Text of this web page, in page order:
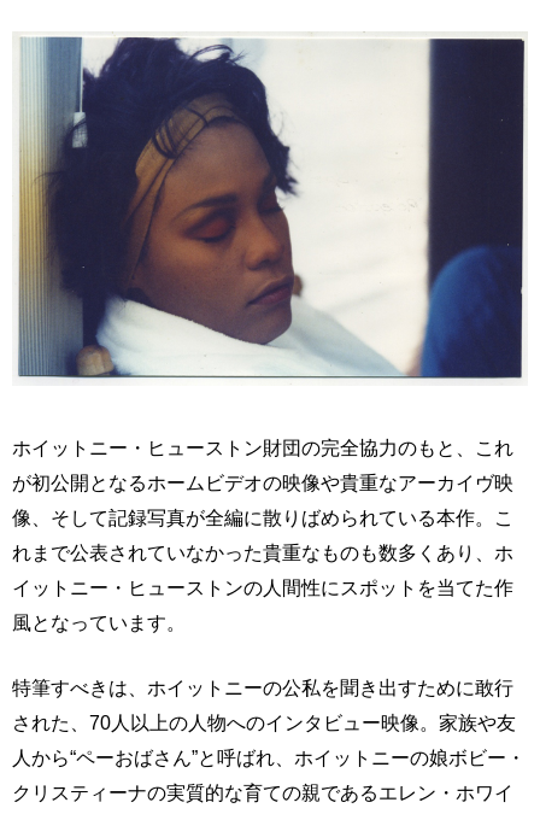
ホイットニー・ヒューストン財団の完全協力のもと、これ
が初公開となるホームビデオの映像や貴重なアーカイヴ映
像、そして記録写真が全編に散りばめられている本作。こ
れまで公表されていなかった貴重なものも数多くあり、ホ
イットニー・ヒューストンの人間性にスポットを当てた作
風となっています。
特筆すべきは、ホイットニーの公私を聞き出すために敢行
された、70人以上の人物へのインタビュー映像。家族や友
人から“ペーおばさん”と呼ばれ、ホイットニーの娘ボビー・
クリスティーナの実質的な育ての親であるエレン・ホワイ